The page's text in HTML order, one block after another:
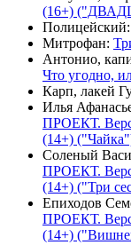
(16+)
Полицейский:
Митрофан:
Антонио,
Что угодно,
Карп, лакей
Илья
ПРОЕКТ.
(14+)
Соленый
ПРОЕКТ.
(14+) ("Три
Епиходов
ПРОЕКТ.
(14+)